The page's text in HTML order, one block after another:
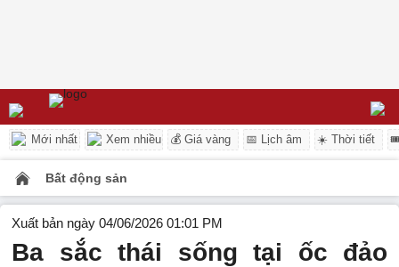
Mới nhất Xem nhiều 💰 Giá vàng 📅 Lịch âm ☀️ Thời tiết
Bất động sản
Xuất bản ngày 04/06/2026 01:01 PM
Ba sắc thái sống tại ốc đảo